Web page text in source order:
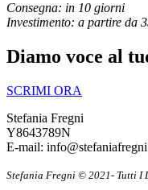
Consegna: in 10 giorni
Investimento: a partire da
Diamo voce al
SCRIMI ORA
Stefania Fregni
Y8643789N
E-mail:
Stefania Fregni © 2021- Tutti I